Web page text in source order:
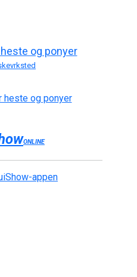
og ponyer
heste og ponyer
ONLINE
appen